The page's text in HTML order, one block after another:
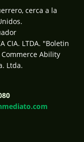
cerca a la
CIA. LTDA. "Boletin
Ability
Ltda.